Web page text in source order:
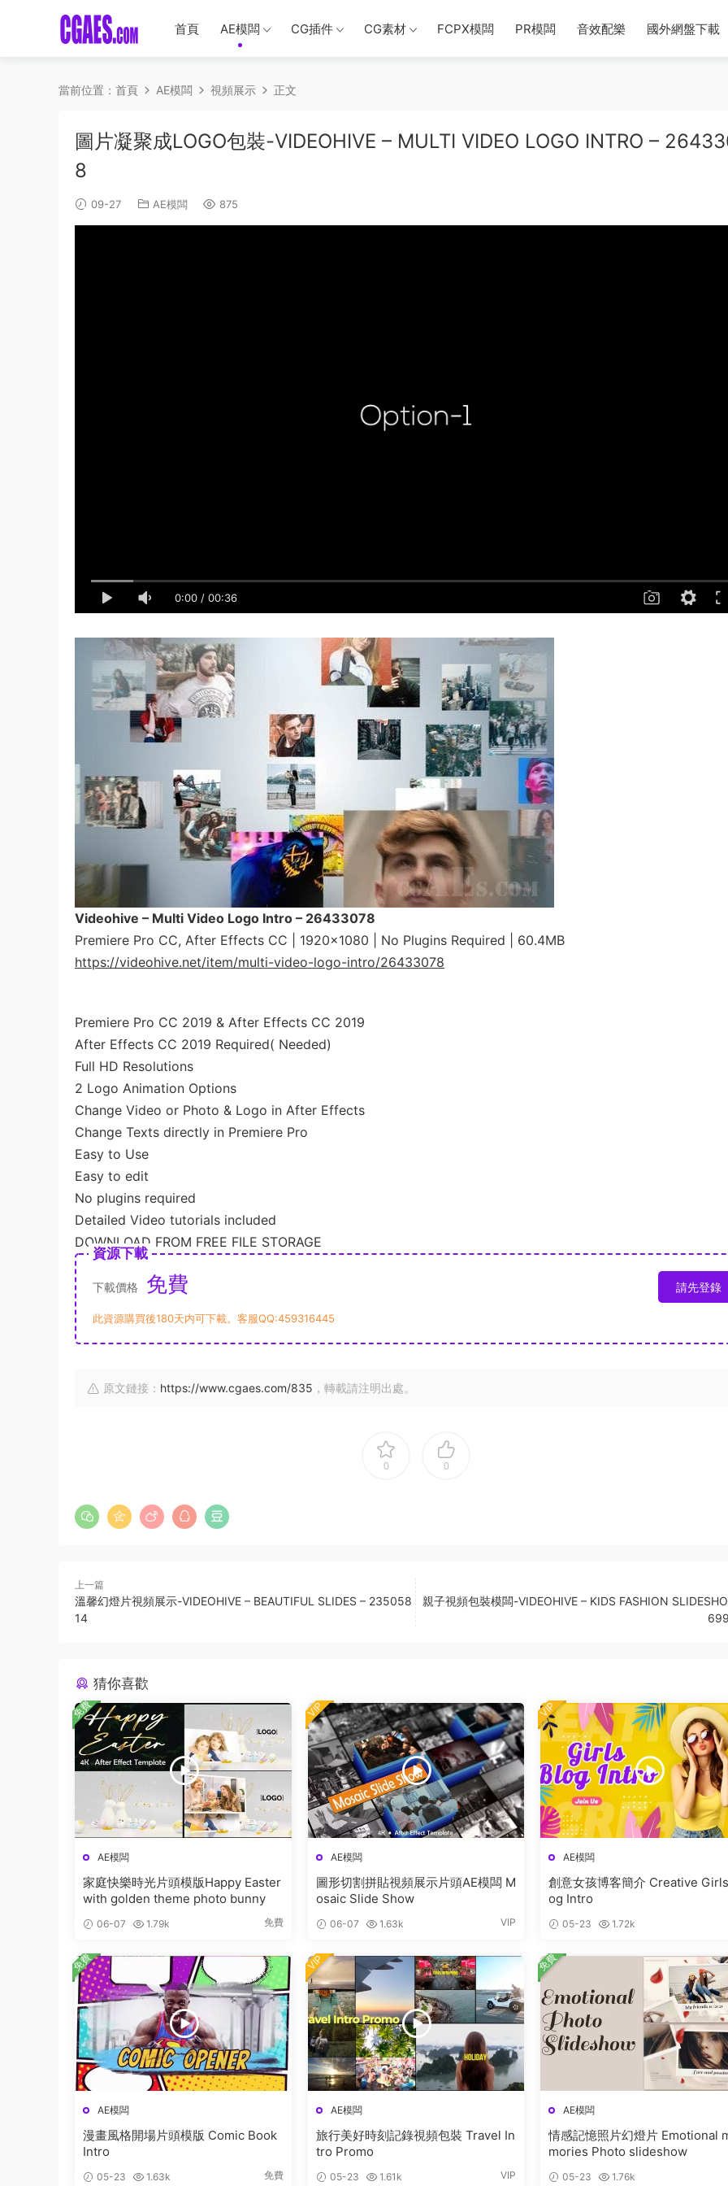
首頁 AE模闆 CG插件 CG素材 FCPX模闆 PR模闆 音效配樂 國外網盤下載
當前位置： 首頁 AE模闆 視頻展示 正文
圖片凝聚成LOGO包裝-VIDEOHIVE – MULTI VIDEO LOGO INTRO –
8
09-27 AE模闆 875
0:00 / 00:36
Videohive – Multi Video Logo Intro – 26433078
Premiere Pro CC, After Effects CC | 1920×1080 | No Plugins Required | 60.4MB
https://videohive.net/item/multi-video-logo-intro/26433078
Premiere Pro CC 2019 & After Effects CC 2019
After Effects CC 2019 Required( Needed)
Full HD Resolutions
2 Logo Animation Options
Change Video or Photo & Logo in After Effects
Change Texts directly in Premiere Pro
Easy to Use
Easy to edit
No plugins required
Detailed Video tutorials included
DOWNLOAD FROM FREE FILE STORAGE
資源下載
下載價格 免費 請先登錄
此資源購買後180天内可下載。客服QQ:459316445
原文鏈接： https://www.cgaes.com/835 ，轉載請注明出處。
0 0
上一篇
溫馨幻燈片視頻展示-VIDEOHIVE – BEAUTIFUL SLIDES – 235058
14
親子視頻包裝模闆-VIDEOHIVE – KIDS FASHION
猜你喜歡
AE模闆
家庭快樂時光片頭模版Happy Easter
with golden theme photo bunny
06-07 1.79k 免費
免費
AE模闆
圖形切割拼貼視頻展示片頭AE模闆 M
osaic Slide Show
06-07 1.63k VIP
VIP
AE模闆
創意女孩博客簡介 Creative
og Intro
05-23 1.72k
VIP
AE模闆
漫畫風格開場片頭模版 Comic Book
Intro
05-23 1.63k 免費
免費
AE模闆
旅行美好時刻記錄視頻包裝 Travel In
tro Promo
05-23 1.61k VIP
VIP
AE模闆
情感記憶照片幻燈片 Emotional
mories Photo slideshow
05-23 1.76k
免費